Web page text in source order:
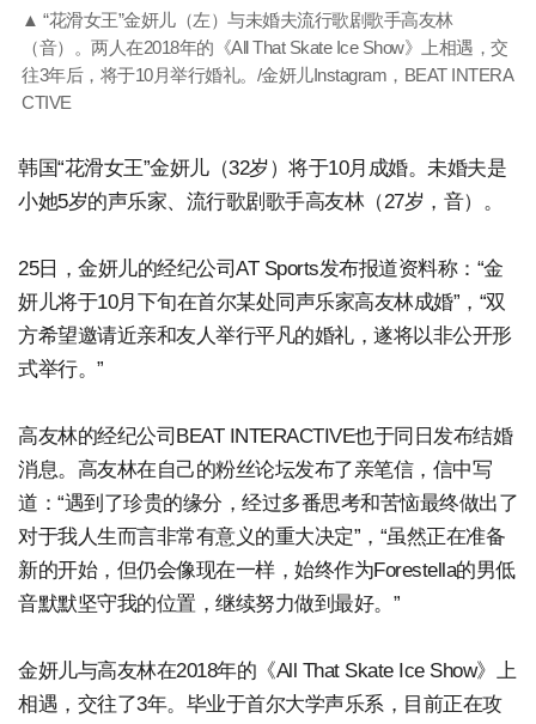
▲ “花滑女王”金妍儿（左）与未婚夫流行歌剧歌手高友林
（音）。两人在2018年的《All That Skate Ice Show》上相遇，交
往3年后，将于10月举行婚礼。/金妍儿Instagram，BEAT INTERA
CTIVE
韩国“花滑女王”金妍儿（32岁）将于10月成婚。未婚夫是
小她5岁的声乐家、流行歌剧歌手高友林（27岁，音）。
25日，金妍儿的经纪公司AT Sports发布报道资料称：“金
妍儿将于10月下旬在首尔某处同声乐家高友林成婚”，“双
方希望邀请近亲和友人举行平凡的婚礼，遂将以非公开形
式举行。”
高友林的经纪公司BEAT INTERACTIVE也于同日发布结婚
消息。高友林在自己的粉丝论坛发布了亲笔信，信中写
道：“遇到了珍贵的缘分，经过多番思考和苦恼最终做出了
对于我人生而言非常有意义的重大决定”，“虽然正在准备
新的开始，但仍会像现在一样，始终作为Forestella的男低
音默默坚守我的位置，继续努力做到最好。”
金妍儿与高友林在2018年的《All That Skate Ice Show》上
相遇，交往了3年。毕业于首尔大学声乐系，目前正在攻